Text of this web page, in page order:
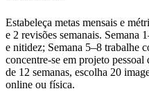
Estabeleça metas mensais e
e 2 revisões semanais. Semana
e nitidez; Semana 5–8 trabalhe
concentre-se em projeto
de 12 semanas, escolha 20
online ou física.